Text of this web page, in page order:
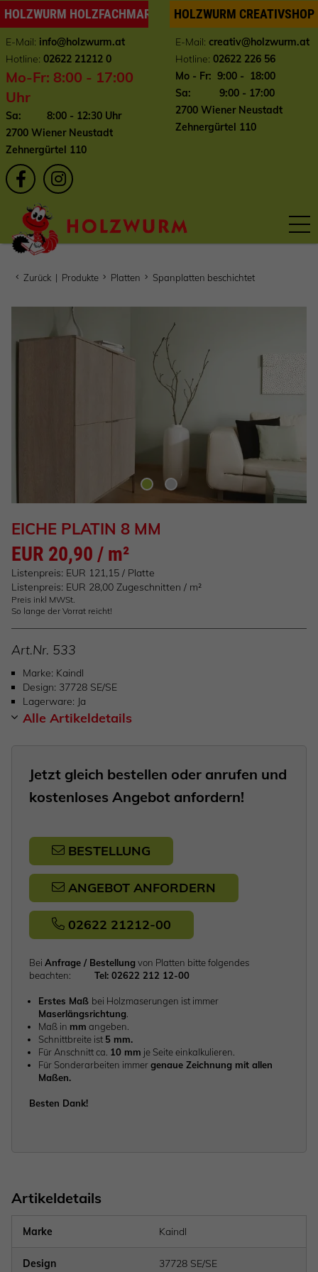
HOLZWURM HOLZFACHMARKT
E-Mail: info@holzwurm.at
Hotline: 02622 21212 0
Mo-Fr: 8:00 - 17:00
Uhr
Sa: 8:00 - 12:30 Uhr
2700 Wiener Neustadt
Zehnergürtel 110
HOLZWURM CREATIVSHOP
E-Mail: creativ@holzwurm.at
Hotline: 02622 226 56
Mo - Fr: 9:00 - 18:00
Sa: 9:00 - 17:00
2700 Wiener Neustadt
Zehnergürtel 110
Zurück | Produkte Platten Spanplatten beschichtet
EICHE PLATIN 8 MM
EUR 20,90 / m²
Listenpreis: EUR 121,15 / Platte
Listenpreis: EUR 28,00 Zugeschnitten / m²
Preis inkl MWSt.
So lange der Vorrat reicht!
Art.Nr. 533
Marke Kaindl
Design 37728 SE/SE
Lagerware Ja
Alle Artikeldetails
Jetzt gleich bestellen oder anrufen und
kostenloses Angebot anfordern!
BESTELLUNG
ANGEBOT ANFORDERN
02622 21212-00
Bei Anfrage / Bestellung von Platten bitte folgendes
beachten: Tel: 02622 212 12-00
Erstes Maß bei Holzmaserungen ist immer
Maserlängsrichtung.
Maß in mm angeben.
Schnittbreite ist 5 mm.
Für Anschnitt ca. 10 mm je Seite einkalkulieren.
Für Sonderarbeiten immergenaue Zeichnung mit allen
Maßen.
Besten Dank!
Artikeldetails
Marke Kaindl
Design 37728 SE/SE